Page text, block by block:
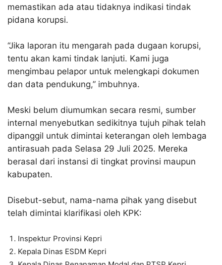
memastikan ada atau tidaknya indikasi tindak
pidana korupsi.
“Jika laporan itu mengarah pada dugaan korupsi,
tentu akan kami tindak lanjuti. Kami juga
mengimbau pelapor untuk melengkapi dokumen
dan data pendukung,” imbuhnya.
Meski belum diumumkan secara resmi, sumber
internal menyebutkan sedikitnya tujuh pihak telah
dipanggil untuk dimintai keterangan oleh lembaga
antirasuah pada Selasa 29 Juli 2025. Mereka
berasal dari instansi di tingkat provinsi maupun
kabupaten.
Disebut-sebut, nama-nama pihak yang disebut
telah dimintai klarifikasi oleh KPK:
Inspektur Provinsi Kepri
Kepala Dinas ESDM Kepri